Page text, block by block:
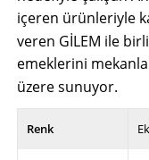
içeren ürünleriyle
veren GİLEM ile
emeklerini
üzere sunuyor.
Renk